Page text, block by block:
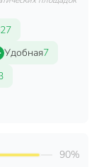
мм
мм
мм
27
Удобная7
90%